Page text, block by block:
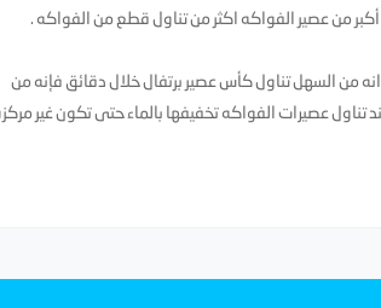
من عصير الفواكه اكثر من تناول قطع من الفواكه .
من السهل تناول كأس عصير برتفال خلال دقائق فإنه من
عصيرات الفواكه تخفيفها بالماء حتى تكون غير